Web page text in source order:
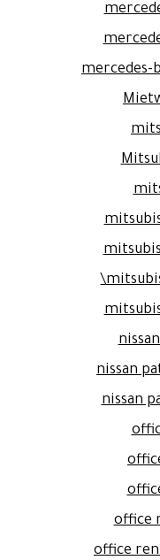
mercedes-
nissan
nissan
office
office